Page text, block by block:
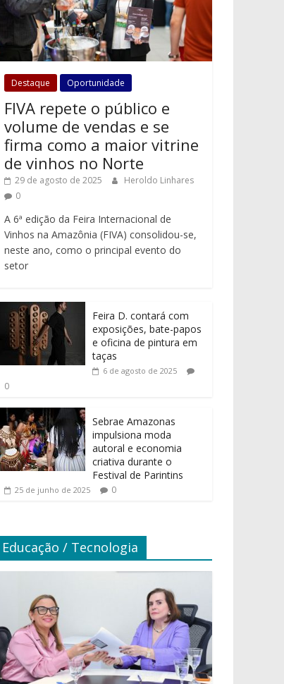
Destaque Oportunidade
FIVA repete o público e
volume de vendas e se
firma como a maior vitrine
de vinhos no Norte
29 de agosto de 2025
Heroldo Linhares
0
A 6ª edição da Feira Internacional de
Vinhos na Amazônia (FIVA) consolidou-se,
neste ano, como o principal evento do
setor
Feira D. contará com
exposições, bate-papos
e oficina de pintura em
taças
6 de agosto de 2025
0
Sebrae Amazonas
impulsiona moda
autoral e economia
criativa durante o
Festival de Parintins
25 de junho de 2025 0
Educação / Tecnologia